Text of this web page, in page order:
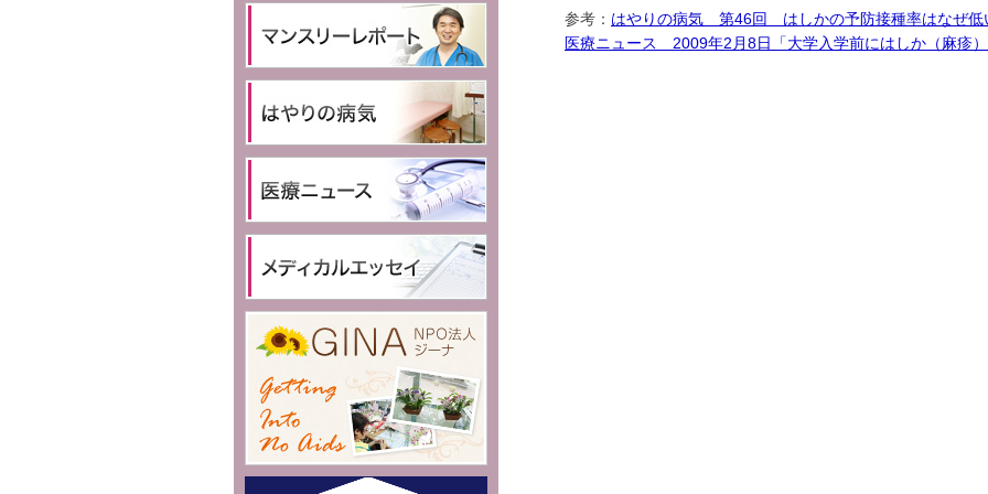
参考： はやりの病気 第46回 はしかの予防接種率はなぜ低
医療ニュース 2009年2月8日「大学入学前にはしか（麻疹）